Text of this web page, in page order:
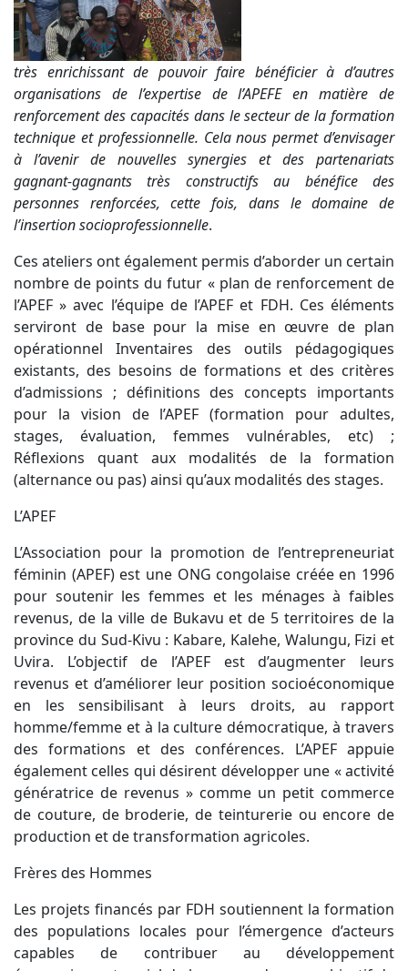
très enrichissant de pouvoir faire bénéficier à d’autres
organisations de l’expertise de l’APEFE en matière de
renforcement des capacités dans le secteur de la formation
technique et professionnelle. Cela nous permet d’envisager
à l’avenir de nouvelles synergies et des partenariats
gagnant-gagnants très constructifs au bénéfice des
personnes renforcées, cette fois, dans le domaine de
l’insertion socioprofessionnelle.
Ces ateliers ont également permis d’aborder un certain
nombre de points du futur « plan de renforcement de
l’APEF » avec l’équipe de l’APEF et FDH. Ces éléments
serviront de base pour la mise en œuvre de plan
opérationnel Inventaires des outils pédagogiques
existants, des besoins de formations et des critères
d’admissions ; définitions des concepts importants
pour la vision de l’APEF (formation pour adultes,
stages, évaluation, femmes vulnérables, etc) ;
Réflexions quant aux modalités de la formation
(alternance ou pas) ainsi qu’aux modalités des stages.
L’APEF
L’Association pour la promotion de l’entrepreneuriat
féminin (APEF) est une ONG congolaise créée en 1996
pour soutenir les femmes et les ménages à faibles
revenus, de la ville de Bukavu et de 5 territoires de la
province du Sud-Kivu : Kabare, Kalehe, Walungu, Fizi et
Uvira. L’objectif de l’APEF est d’augmenter leurs
revenus et d’améliorer leur position socioéconomique
en les sensibilisant à leurs droits, au rapport
homme/femme et à la culture démocratique, à travers
des formations et des conférences. L’APEF appuie
également celles qui désirent développer une « activité
génératrice de revenus » comme un petit commerce
de couture, de broderie, de teinturerie ou encore de
production et de transformation agricoles.
Frères des Hommes
Les projets financés par FDH soutiennent la formation
des populations locales pour l’émergence d’acteurs
capables de contribuer au développement